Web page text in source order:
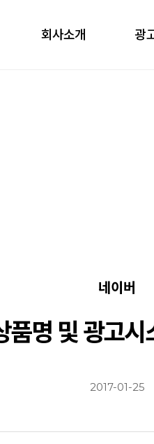
회사소개 광
네이버
명 및 광고
2017-01-25